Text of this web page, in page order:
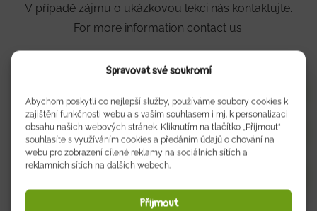
Spravovat své soukromí
Abychom poskytli co nejlepší služby, používáme soubory cookies k
zajištění funkčnosti webu a s vaším souhlasem i mj. k personalizaci
obsahu našich webových stránek. Kliknutím na tlačítko „Přijmout“
souhlasíte s využíváním cookies a předáním údajů o chování na
webu pro zobrazení cílené reklamy na sociálních sítích a
reklamních sítích na dalších webech.
Přijmout
V případě zájmu o ukázkovou lekci nás kontaktujte.
For more information contact us.
+420 606 769 090
ZOBRAZIT UDÁLOST NA FACEBOOKU